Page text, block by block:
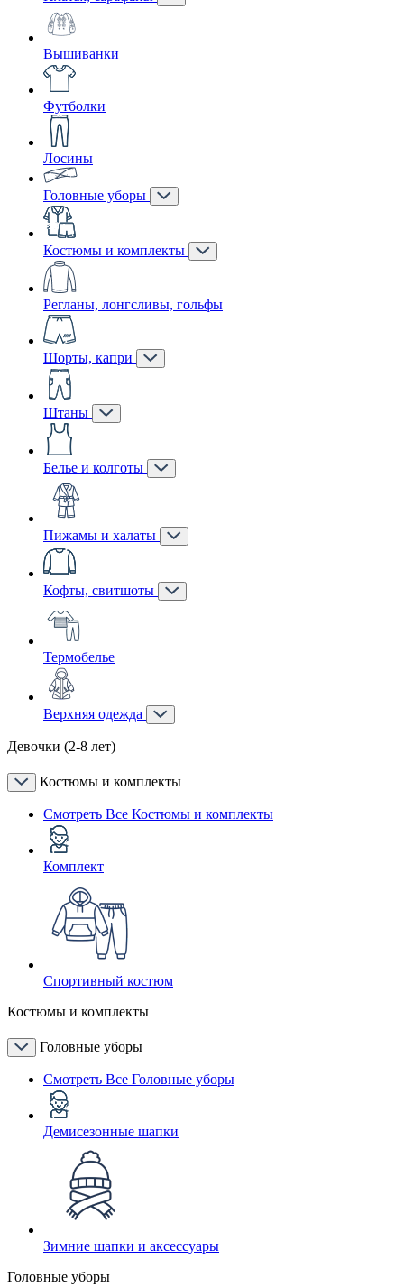
Вышиванки
Футболки
Лосины
Головные уборы
Костюмы и комплекты
Регланы, лонгсливы, гольфы
Шорты, капри
Штаны
Белье и колготы
Пижамы и халаты
Кофты, свитшоты
Термобелье
Верхняя одежда
Девочки (2-8 лет)
Костюмы и комплекты
Смотреть Все Костюмы и комплекты
Комплект
Спортивный костюм
Костюмы и комплекты
Головные уборы
Смотреть Все Головные уборы
Демисезонные шапки
Зимние шапки и аксессуары
Головные уборы